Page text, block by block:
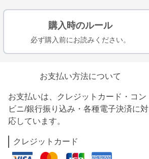
購入時のルール
必ず購入前にお読みください。
お支払い方法について
お支払いは、クレジットカード・コン
ビニ/銀行振り込み・各種電子決済に対
応しています。
クレジットカード